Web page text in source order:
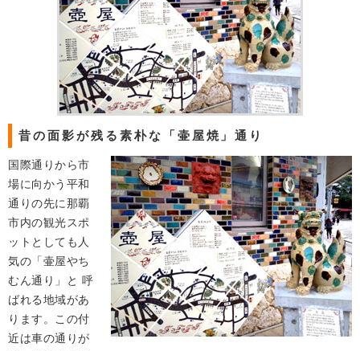
昔の面影が残る素朴な「壷屋焼」通り
国際通りから市
場に向かう平和
通りの先に那覇
市内の観光スポ
ットとしても人
気の「壷屋やち
むん通り」と 呼
ばれる地域があ
ります。この付
近は車の通りが